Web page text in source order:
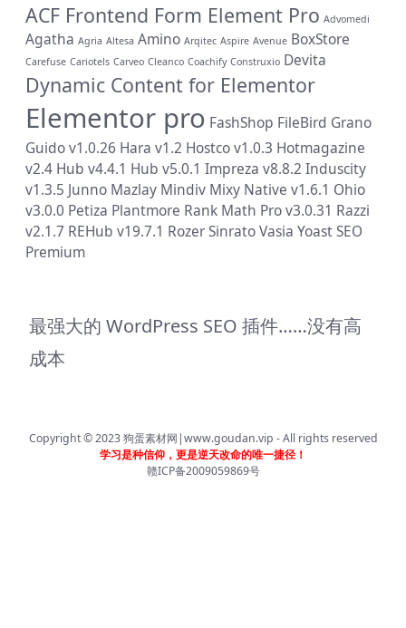
ACF Frontend Form Element Pro Advomedi
Agatha Agria Altesa Amino Arqitec Aspire Avenue BoxStore
Carefuse Cariotels Carveo Cleanco Coachify Construxio Devita
Dynamic Content for Elementor
Elementor pro FashShop FileBird Grano
Guido v1.0.26 Hara v1.2 Hostco v1.0.3 Hotmagazine
v2.4 Hub v4.4.1 Hub v5.0.1 Impreza v8.8.2 Induscity
v1.3.5 Junno Mazlay Mindiv Mixy Native v1.6.1 Ohio
v3.0.0 Petiza Plantmore Rank Math Pro v3.0.31 Razzi
v2.1.7 REHub v19.7.1 RozerSinratoVasia Yoast SEO
Premium
最强大的 WordPress SEO 插件……没有高
成本
Copyright © 2023狗蛋素材网|www.goudan.vip - All rights reserved
学习是种信仰，更是逆天改命的唯一捷径！
赣ICP备2009059869号